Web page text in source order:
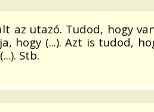
az utazó. Tudod, hogy
hogy (...). Azt is tudod,
Stb.